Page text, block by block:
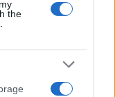
the
in calo